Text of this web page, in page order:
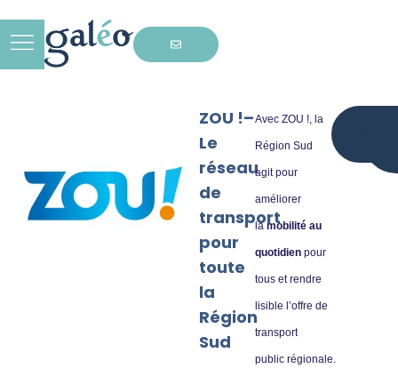
ZOU !–
Le
réseau
de
transport
pour
toute
la
Région
Sud
Avec ZOU !, la
Région Sud
agit pour
améliorer
lamobilité au
quotidienpour
tous et rendre
lisible l’offre de
transport
public régionale.